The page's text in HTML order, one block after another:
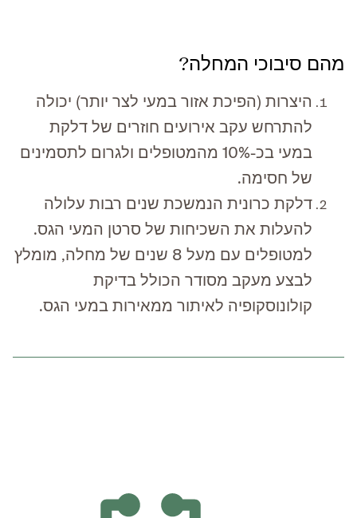
מהם סיבוכי המחלה?
היצרות (הפיכת אזור במעי לצר יותר) יכולה
להתרחש עקב אירועים חוזרים של דלקת
במעי בכ-10% מהמטופלים ולגרום לתסמינים
של חסימה.
דלקת כרונית הנמשכת שנים רבות עלולה
להעלות את השכיחות של סרטן המעי הגס.
למטופלים עם מעל 8 שנים של מחלה, מומלץ
לבצע מעקב מסודר הכולל בדיקת
קולונוסקופיה לאיתור ממאירות במעי הגס.